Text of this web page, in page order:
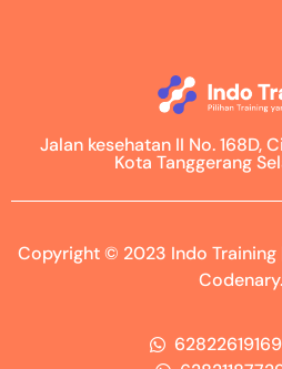
Jalan kesehatan II No. 168D,
Kota Tanggerang
Copyright © 2023 Indo